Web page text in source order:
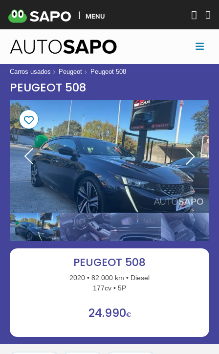
MENU
Carros usados Peugeot Peugeot 508
PEUGEOT 508
PEUGEOT 508
2020 82.000 km
Diesel
177cv
5P
24.990€